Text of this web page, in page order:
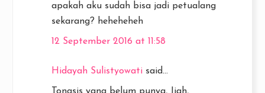
apakah aku sudah bisa jadi petualang
sekarang? heheheheh
12 September 2016 at 11:58
Hidayah Sulistyowati said...
Tongsis yang belum punya, Jiah,